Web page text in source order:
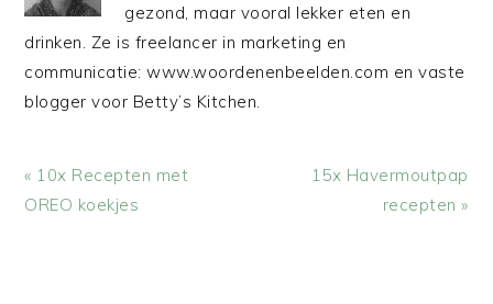
gezond, maar vooral lekker eten en
drinken. Ze is freelancer in marketing en
communicatie: www.woordenenbeelden.com en vaste
blogger voor Betty’s Kitchen.
Vorig
bericht:
« 10x Recepten met
OREO koekjes
Volgend
15x Havermoutpap
recepten »